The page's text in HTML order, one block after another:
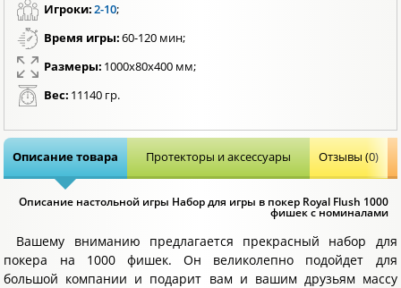
Игроки:2-10;
Время игры:60-120 мин;
Размеры: 1000x80x400 мм;
Вес: 11140 гр.
Описание товара Протекторы и аксессуары Отзывы (0)
Описание настольной игры Набор для игры в покер Royal Flush 1000
фишек с номиналами
Вашему вниманию предлагается прекрасный набор для
покера на 1000 фишек. Он великолепно подойдет для
большой компании и подарит вам и вашим друзьям массу